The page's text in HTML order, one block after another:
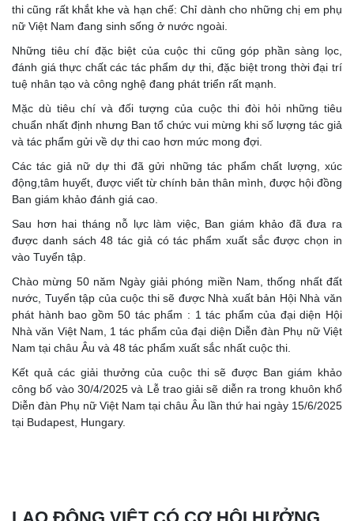
thi cũng rất khắt khe và hạn chế: Chỉ dành cho những chị em phụ
nữ Việt Nam đang sinh sống ở nước ngoài.
Những tiêu chí đặc biệt của cuộc thi cũng góp phần sàng lọc,
đánh giá thực chất các tác phẩm dự thi, đặc biệt trong thời đại trí
tuệ nhân tạo và công nghệ đang phát triển rất mạnh.
Mặc dù tiêu chí và đối tượng của cuộc thi đòi hỏi những tiêu
chuẩn nhất định nhưng Ban tổ chức vui mừng khi số lượng tác giả
và tác phẩm gửi về dự thi cao hơn mức mong đợi.
Các tác giả nữ dự thi đã gửi những tác phẩm chất lượng, xúc
động,tâm huyết, được viết từ chính bản thân mình, được hội đồng
Ban giám khảo đánh giá cao.
Sau hơn hai tháng nỗ lực làm việc, Ban giám khảo đã đưa ra
được danh sách 48 tác giả có tác phẩm xuất sắc được chọn in
vào Tuyển tập.
Chào mừng 50 năm Ngày giải phóng miền Nam, thống nhất đất
nước, Tuyển tập của cuộc thi sẽ được Nhà xuất bản Hội Nhà văn
phát hành bao gồm 50 tác phẩm : 1 tác phẩm của đại diện Hội
Nhà văn Việt Nam, 1 tác phẩm của đại diện Diễn đàn Phụ nữ Việt
Nam tại châu Âu và 48 tác phẩm xuất sắc nhất cuộc thi.
Kết quả các giải thưởng của cuộc thi sẽ được Ban giám khảo
công bố vào 30/4/2025 và Lễ trao giải sẽ diễn ra trong khuôn khổ
Diễn đàn Phụ nữ Việt Nam tại châu Âu lần thứ hai ngày 15/6/2025
tại Budapest, Hungary.